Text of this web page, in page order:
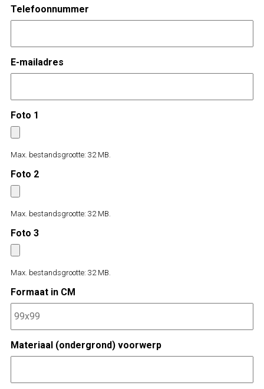
Telefoonnummer
E-mailadres
Foto 1
Max. bestandsgrootte: 32 MB.
Foto 2
Max. bestandsgrootte: 32 MB.
Foto 3
Max. bestandsgrootte: 32 MB.
Formaat in CM
Materiaal (ondergrond) voorwerp